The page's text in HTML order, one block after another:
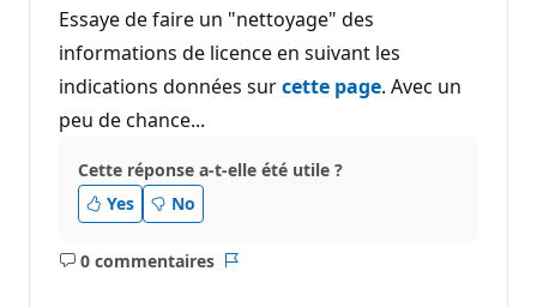
t
s
d
e
r
p
a
t
i
o
Essaye de faire un "nettoyage" des
informations de licence en suivant les
indications données surcette page. Avec un
peu de chance...
Cette réponse a-t-elle été utile ?
Yes
No
0 commentaires
Aucun